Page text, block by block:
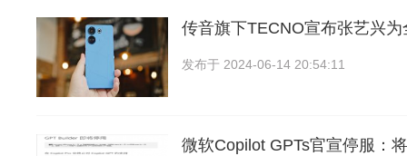
传音旗下TECNO宣布张艺兴
发布于 2024-06-14 20:54:11
微软Copilot GPTs官宣停服：